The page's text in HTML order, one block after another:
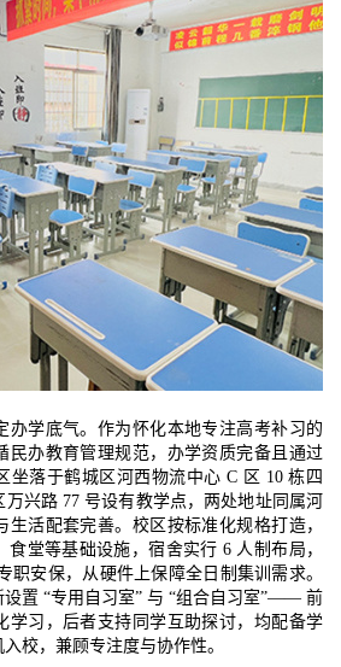
办学底气。作为怀化本地专注高考补习的
民办教育管理规范，办学资质完备且通过
坐落于鹤城区河西物流中心 C 区 10 栋四
兴路 77 号设有教学点，两处地址同属河
生活配套完善。校区按标准化规格打造，
堂等基础设施，宿舍实行 6 人制布局，
职安保，从硬件上保障全日制集训需求。
设置 “专用自习室” 与 “组合自习室”—— 前
学习，后者支持同学互助探讨，均配备学
校，兼顾专注度与协作性。​